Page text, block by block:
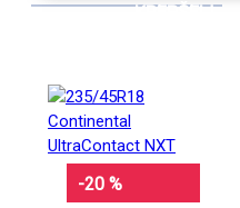
KREPŠELĮ
-20 %